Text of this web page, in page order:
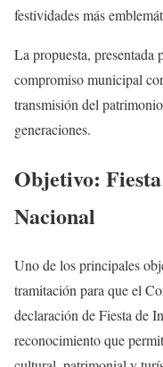
festividades más
La propuesta,
compromiso municipal
transmisión del
generaciones.
Objetivo:
Nacional
Uno de los principales
tramitación para que el
declaración de Fiesta de
reconocimiento que